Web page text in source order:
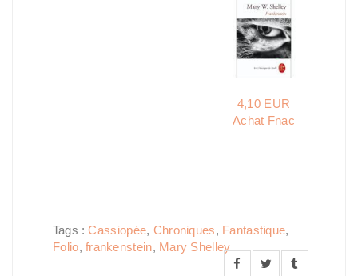
4,10 EUR
Achat Fnac
Tags :Cassiopée, Chroniques, Fantastique,
Folio, frankenstein, Mary Shelley